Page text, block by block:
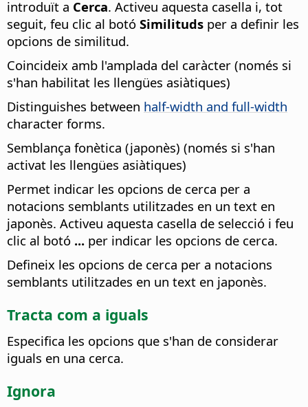
introduït a Cerca. Activeu aquesta casella i, tot
seguit, feu clic al botó Similituds per a definir les
opcions de similitud.
Coincideix amb l'amplada del caràcter (només si
s'han habilitat les llengües asiàtiques)
Distinguishes between half-width and full-width
character forms.
Semblança fonètica (japonès) (només si s'han
activat les llengües asiàtiques)
Permet indicar les opcions de cerca per a
notacions semblants utilitzades en un text en
japonès. Activeu aquesta casella de selecció i feu
clic al botó ... per indicar les opcions de cerca.
Defineix les opcions de cerca per a notacions
semblants utilitzades en un text en japonès.
Tracta com a iguals
Especifica les opcions que s'han de considerar
iguals en una cerca.
Ignora